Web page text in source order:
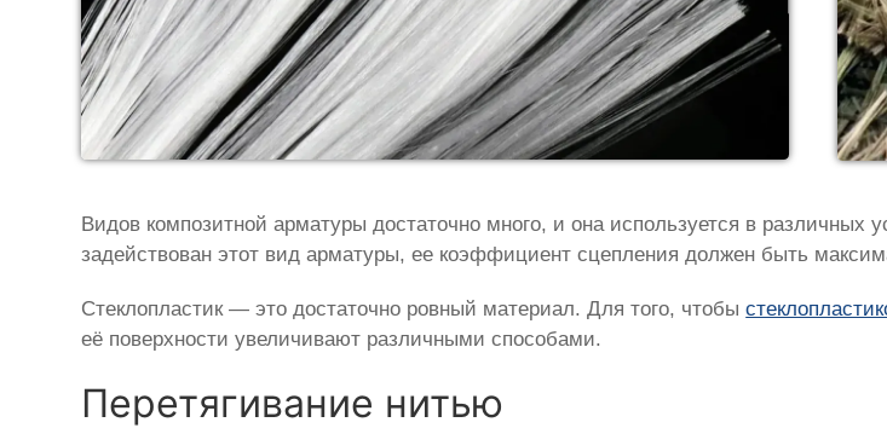
Видов композитной арматуры достаточно много, и она используется в
задействован этот вид арматуры, ее коэффициент сцепления должен быть
Стеклопластик — это достаточно ровный материал. Для того, чтобы
её поверхности увеличивают различными способами.
Перетягивание нитью